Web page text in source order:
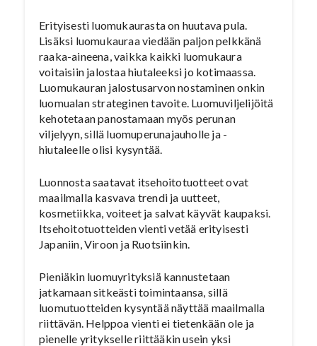
Erityisesti luomukaurasta on huutava pula.
Lisäksi luomukauraa viedään paljon pelkkänä
raaka-aineena, vaikka kaikki luomukaura
voitaisiin jalostaa hiutaleeksi jo kotimaassa.
Luomukauran jalostusarvon nostaminen onkin
luomualan strateginen tavoite. Luomuviljelijöitä
kehotetaan panostamaan myös perunan
viljelyyn, sillä luomuperunajauholle ja -
hiutaleelle olisi kysyntää.
Luonnosta saatavat itsehoitotuotteet ovat
maailmalla kasvava trendi ja uutteet,
kosmetiikka, voiteet ja salvat käyvät kaupaksi.
Itsehoitotuotteiden vienti vetää erityisesti
Japaniin, Viroon ja Ruotsiinkin.
Pieniäkin luomuyrityksiä kannustetaan
jatkamaan sitkeästi toimintaansa, sillä
luomutuotteiden kysyntää näyttää maailmalla
riittävän. Helppoa vienti ei tietenkään ole ja
pienelle yritykselle riittääkin usein yksi